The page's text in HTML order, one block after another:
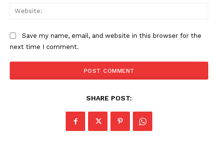
Save my name, email, and website in this browser for the
next time I comment.
SHARE POST: